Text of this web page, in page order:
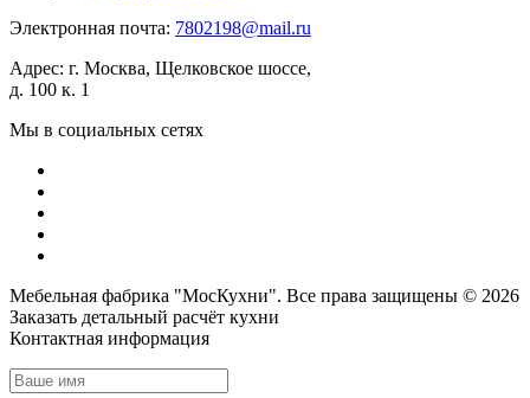
Электронная почта: 7802198@mail.ru
Адрес: г. Москва, Щелковское шоссе,
д. 100 к. 1
Мы в социальных сетях
Мебельная фабрика "МосКухни". Все права защищены © 2026
Заказать детальный расчёт кухни
Контактная информация